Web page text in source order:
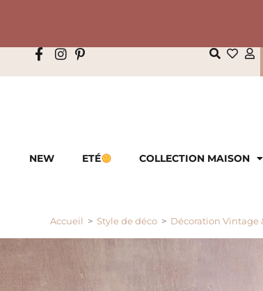
NEW
ETÉ COLLECTION MAISON
Accueil > Style de déco > Décoration Vintage